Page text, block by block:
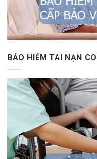
BẢO HIỂM TAI NẠN